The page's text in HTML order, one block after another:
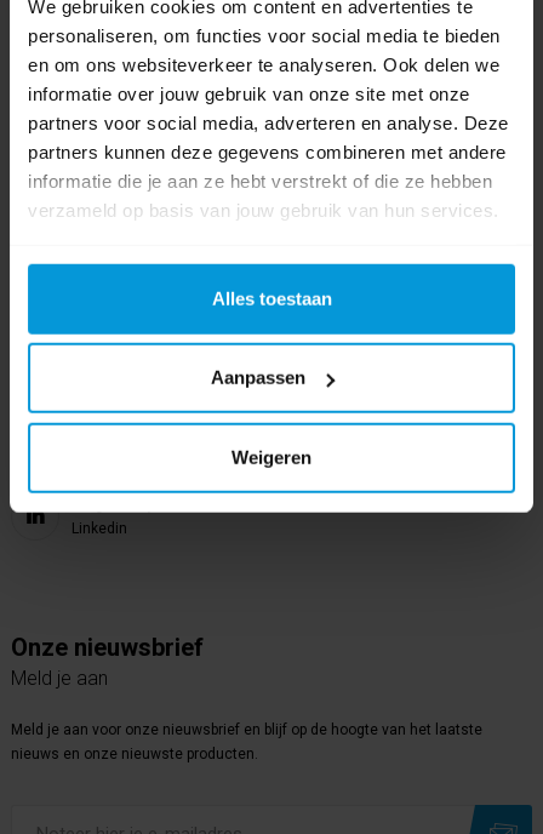
We gebruiken cookies om content en advertenties te
personaliseren, om functies voor social media te bieden
en om ons websiteverkeer te analyseren. Ook delen we
informatie over jouw gebruik van onze site met onze
partners voor social media, adverteren en analyse. Deze
partners kunnen deze gegevens combineren met andere
informatie die je aan ze hebt verstrekt of die ze hebben
verzameld op basis van jouw gebruik van hun services.
Alles toestaan
Aanpassen
Weigeren
Onze product specialisten staan voor je klaar!
024 372 72 92
E-mail
info@avodesch.nl
Avodesch B.V.
Linkedin
Onze nieuwsbrief
Meld je aan
Meld je aan voor onze nieuwsbrief en blijf op de hoogte van het laatste
nieuws en onze nieuwste producten.